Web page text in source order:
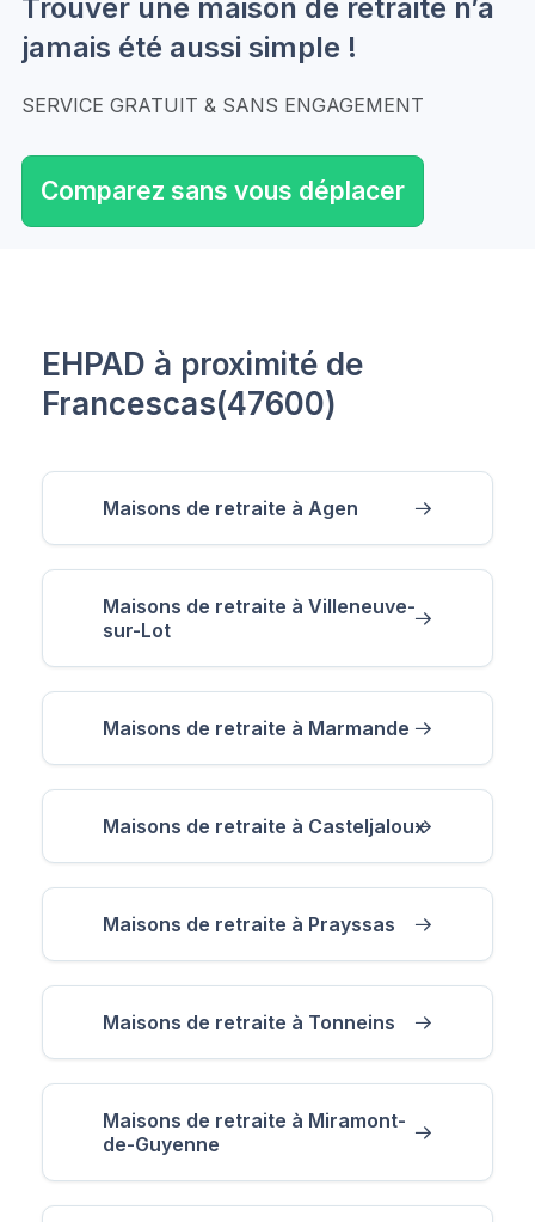
Trouver une maison de retraite n’a
jamais été aussi simple !
SERVICE GRATUIT & SANS ENGAGEMENT
Comparez sans vous déplacer
EHPAD à proximité de
Francescas(47600)
Maisons de retraite à Agen
Maisons de retraite à Villeneuve-
sur-Lot
Maisons de retraite à Marmande
Maisons de retraite à Casteljaloux
Maisons de retraite à Prayssas
Maisons de retraite à Tonneins
Maisons de retraite à Miramont-
de-Guyenne